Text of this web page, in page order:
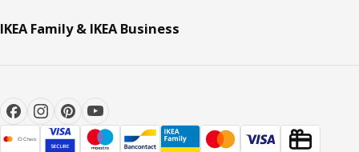
IKEA Family & IKEA Business